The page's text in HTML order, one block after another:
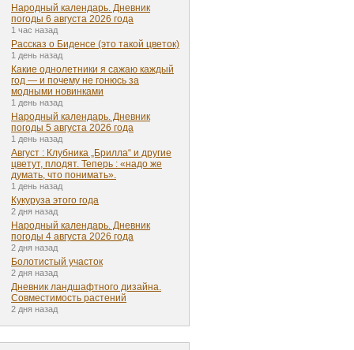
Народный календарь. Дневник
погоды 6 августа 2026 года
1 час назад
Рассказ о Биденсе (это такой цветок)
1 день назад
Какие однолетники я сажаю каждый
год — и почему не гонюсь за
модными новинками
1 день назад
Народный календарь. Дневник
погоды 5 августа 2026 года
1 день назад
Август : Клубника „Брилла“ и другие
цветут, плодят. Теперь : «надо же
думать, что понимать».
1 день назад
Кукуруза этого года
2 дня назад
Народный календарь. Дневник
погоды 4 августа 2026 года
2 дня назад
Болотистый участок
2 дня назад
Дневник ландшафтного дизайна.
Совместимость растений
2 дня назад